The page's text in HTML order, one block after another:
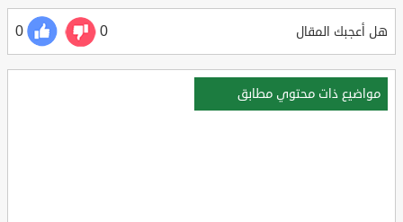
هل أعجبك المقال 0
0
مواضيع ذات محتوي مطابق